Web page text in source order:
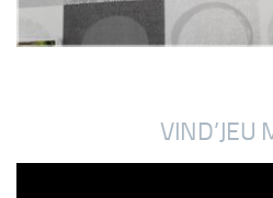
VIND’JEU